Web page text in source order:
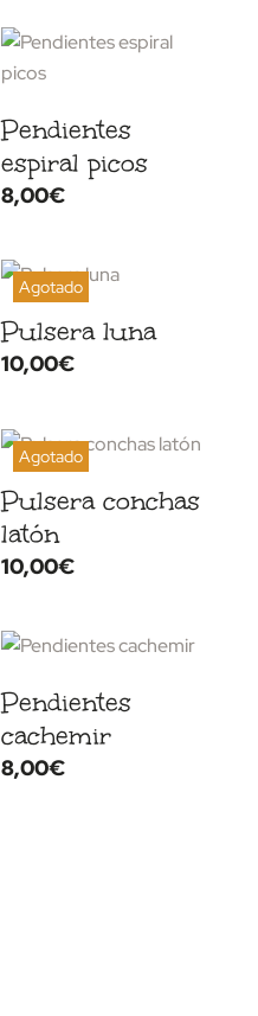
Pendientes
espiral picos
8,00€
Pulsera luna
10,00€
Pulsera conchas
latón
10,00€
Pendientes
cachemir
8,00€